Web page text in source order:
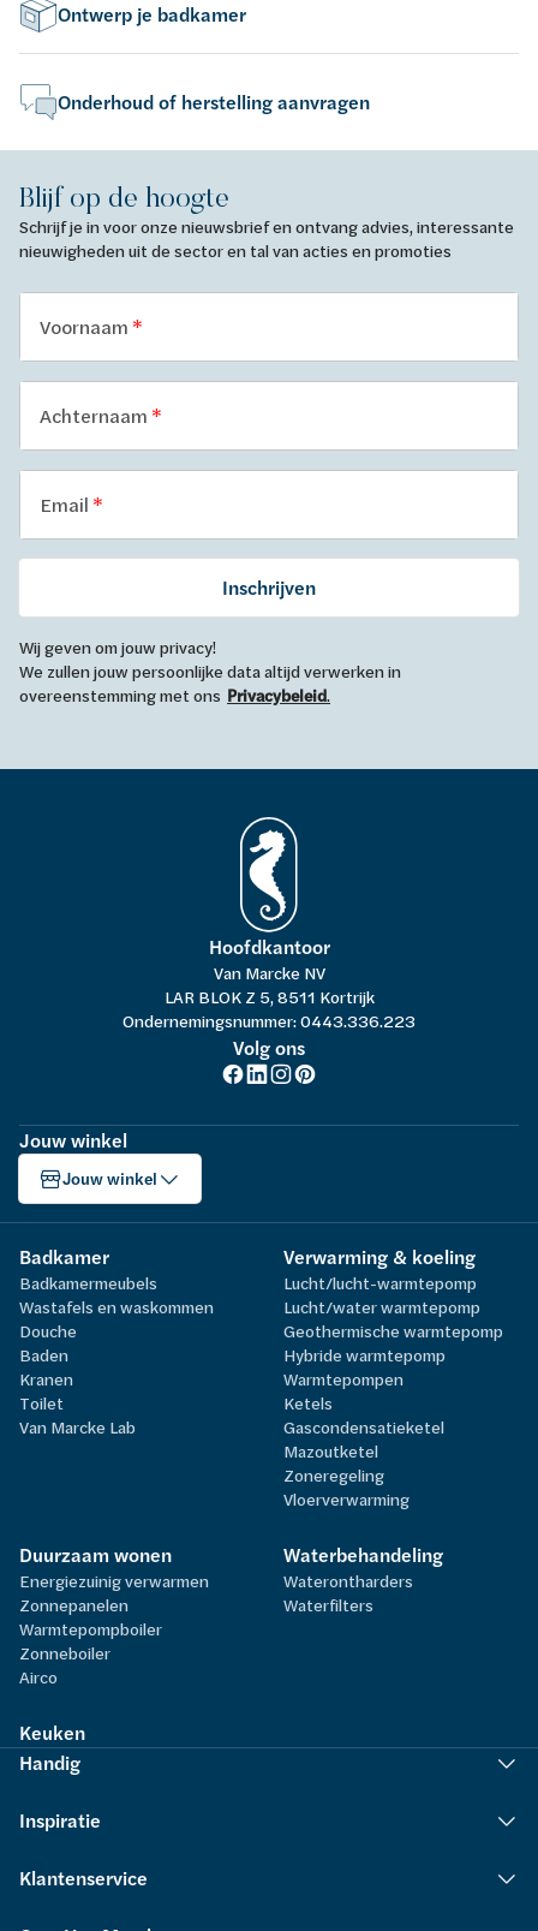
Ontwerp je badkamer
Onderhoud of herstelling aanvragen
Blijf op de hoogte
Schrijf je in voor onze nieuwsbrief en ontvang advies, interessante
nieuwigheden uit de sector en tal van acties en promoties
Voornaam
Achternaam
Email
Inschrijven
Wij geven om jouw privacy!
We zullen jouw persoonlijke data altijd verwerken in
overeenstemming met ons Privacybeleid.
Hoofdkantoor
Van Marcke NV
LAR BLOK Z 5, 8511 Kortrijk
Ondernemingsnummer: 0443.336.223
Volg ons
Jouw winkel
Jouw winkel
Badkamer
Badkamermeubels
Wastafels en waskommen
Douche
Baden
Kranen
Toilet
Van Marcke Lab
Verwarming & koeling
Lucht/lucht-warmtepomp
Lucht/water warmtepomp
Geothermische warmtepomp
Hybride warmtepomp
Warmtepompen
Ketels
Gascondensatieketel
Mazoutketel
Zoneregeling
Vloerverwarming
Duurzaam wonen
Energiezuinig verwarmen
Zonnepanelen
Warmtepompboiler
Zonneboiler
Airco
Waterbehandeling
Waterontharders
Waterfilters
Keuken
Handig
Inspiratie
Klantenservice